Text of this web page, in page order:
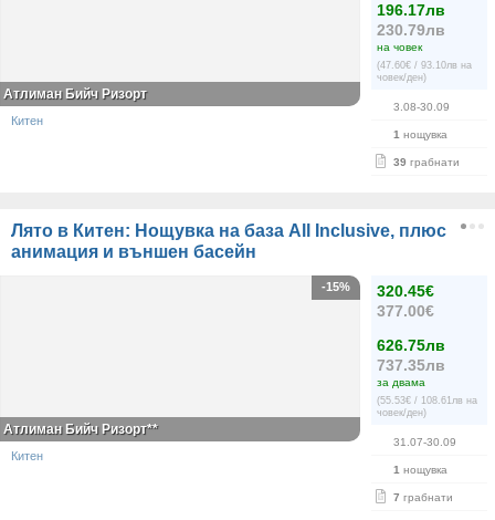
196.17лв
230.79лв
на човек
(47.60€ / 93.10лв на
човек/ден)
3.08-30.09
1 нощувка
39 грабнати
Атлиман Бийч Ризорт
Китен
Лято в Китен: Нощувка на база All Inclusive, плюс
анимация и външен басейн
320.45€
377.00€
626.75лв
737.35лв
за двама
(55.53€ / 108.61лв на
човек/ден)
31.07-30.09
1 нощувка
7 грабнати
-15%
Атлиман Бийч Ризорт**
Китен